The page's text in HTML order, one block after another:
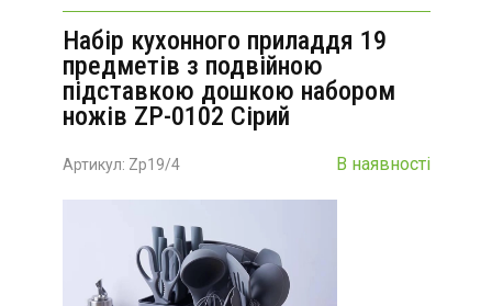
Набір кухонного приладдя 19
предметів з подвійною
підставкою дошкою набором
ножів ZP-0102 Сірий
Артикул: Zp19/4 В наявності